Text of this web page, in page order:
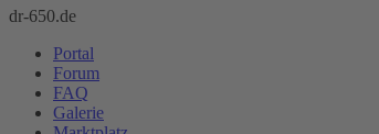
dr-650.de
Portal
Forum
FAQ
Galerie